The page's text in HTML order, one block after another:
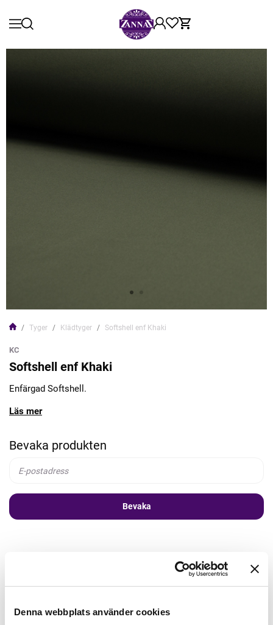
Denna webbplats använder cookies
Tyger Klädtyger Softshell enf Khaki
KC
Softshell enf Khaki
Enfärgad Softshell.
Läs mer
Bevaka produkten
Bevaka